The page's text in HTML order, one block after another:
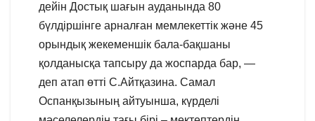
дейін Достық шағын ауданында 80
бүлдіршінге арналған мемлекеттік және 45
орындық жекеменшік бала-бақшаны
қолданысқа тапсыру да жоспарда бар, —
деп атап өтті С.Айтқазина. Самал
Оспанқызының айтуынша, күрделі